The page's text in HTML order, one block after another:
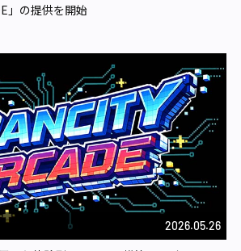
」の提供を開始
2026.05.26